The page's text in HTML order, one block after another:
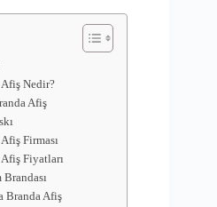
Afiş Nedir?
Afiş
Firması
Fiyatları
Brandası
Branda Afiş